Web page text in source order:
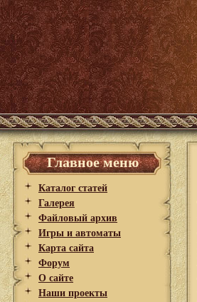
Главное меню
Каталог статей
Галерея
Файловый архив
Игры и автоматы
Карта сайта
Форум
О сайте
Наши проекты